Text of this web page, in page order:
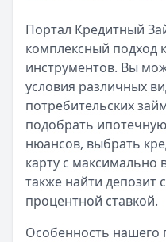
Портал Кредитный
комплексный подход
инструментов. Вы
условия различных
потребительских
подобрать
нюансов, выбрать
карту с
также найти депозит
процентной ставкой.
Особенность